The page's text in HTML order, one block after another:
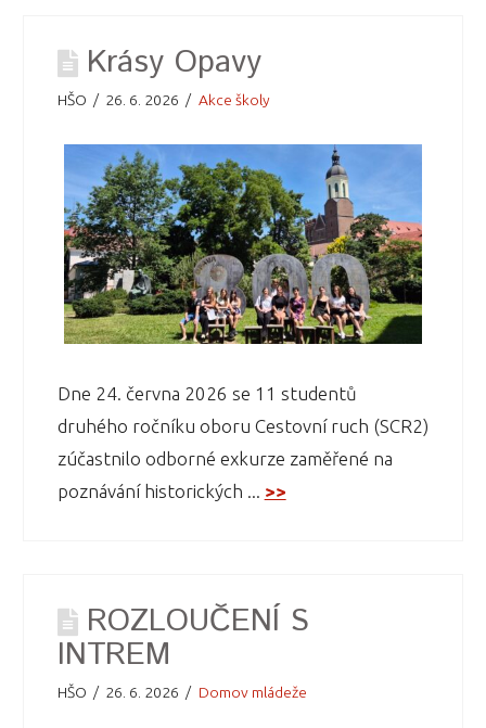
Krásy Opavy
HŠO 26. 6. 2026 Akce školy
Dne 24. června 2026 se 11 studentů
druhého ročníku oboru Cestovní ruch (SCR2)
zúčastnilo odborné exkurze zaměřené na
poznávání historických ... >>
ROZLOUČENÍ S
INTREM
HŠO 26. 6. 2026 Domov mládeže